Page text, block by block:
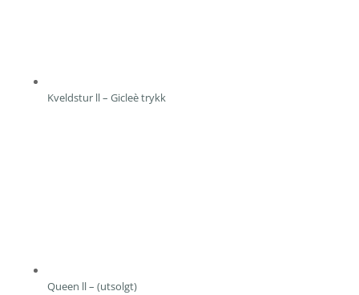
Kveldstur ll – Gicleè trykk
Queen ll – (utsolgt)